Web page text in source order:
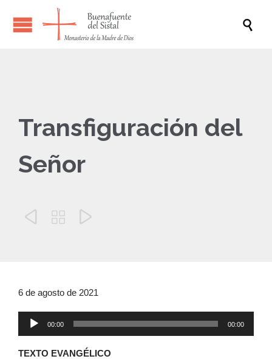

Transfiguración del
Señor
  
6 de agosto de 2021
00:00 00:00
TEXTO EVANGÉLICO